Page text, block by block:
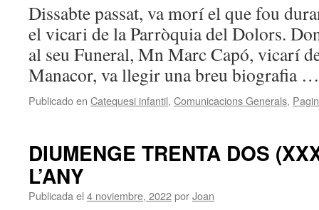
Dissabte passat, va morí el que fou
el vicari de la Parròquia del Dolors.
al seu Funeral, Mn Marc Capó, vicarí
Manacor, va llegir una breu biografia
Publicado en Catequesi infantil, Comunicacions Generals,
DIUMENGE TRENTA DOS
L’ANY
Publicada el 4 noviembre, 2022porJoan